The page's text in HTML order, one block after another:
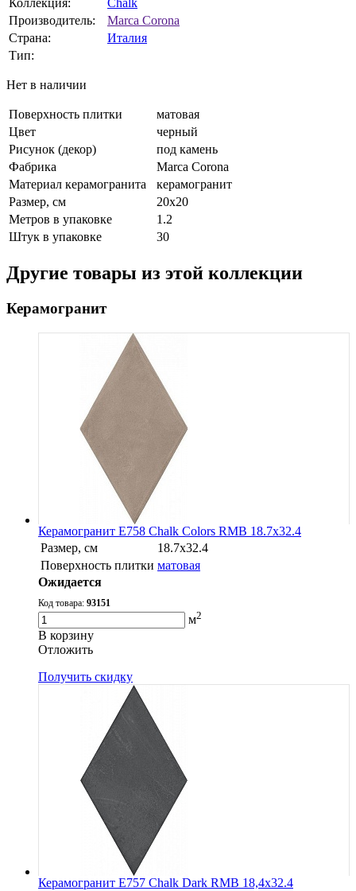
Коллекция:
Chalk
Производитель:
Marca Corona
Страна:
Италия
Тип:
Нет в наличии
Поверхность плитки
матовая
Цвет
черный
Рисунок (декор)
под камень
Фабрика
Marca Corona
Материал керамогранита
керамогранит
Размер, см
20х20
Метров в упаковке
1.2
Штук в упаковке
30
Другие товары из этой коллекции
Керамогранит
Керамогранит E758 Chalk Colors RMB 18.7x32.4
Размер, см
18.7x32.4
Поверхность плитки матовая
Ожидается
Код товара: 93151
м2
В корзину
Oтложить
Получить скидку
Керамогранит E757 Chalk Dark RMB 18,4x32.4